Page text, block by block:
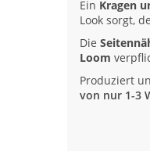
Ein Kragen
Look sorgt,
Die
Loom
Produziert
von nur 1-3